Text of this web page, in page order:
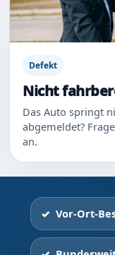
Defekt
Nicht
Das Auto springt
abgemeldet?
an.
Vor-Ort-